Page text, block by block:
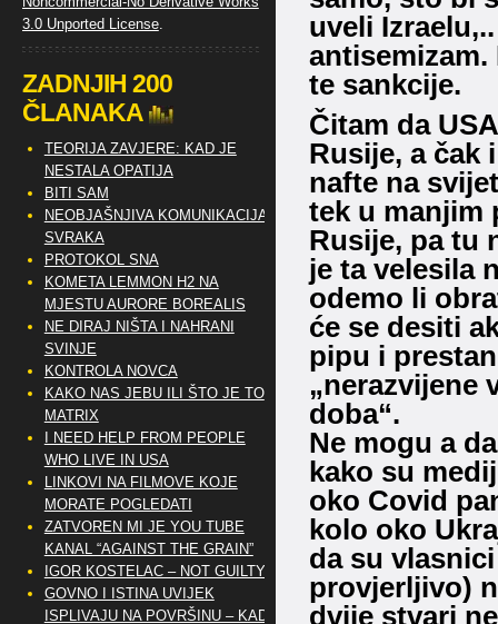
uveli
te sankcije.
Čitam da
Rusije, a čak
nafte na
tek u manjim
Rusije, pa tu
je ta velesila
odemo li
će se desiti
pipu i
„nerazvijene
doba“.
Ne mogu a
kako su
oko Covid
kolo oko
da su
provjerljivo)
dvije stvari
3.0 Unported License.
ZADNJIH 200
ČLANAKA
TEORIJA ZAVJERE: KAD JE
NESTALA OPATIJA
BITI SAM
NEOBJAŠNJIVA KOMUNIKACIJA
SVRAKA
PROTOKOL SNA
KOMETA LEMMON H2 NA
MJESTU AURORE BOREALIS
NE DIRAJ NIŠTA I NAHRANI
SVINJE
KONTROLA NOVCA
KAKO NAS JEBU ILI ŠTO JE TO
MATRIX
I NEED HELP FROM PEOPLE
WHO LIVE IN USA
LINKOVI NA FILMOVE KOJE
MORATE POGLEDATI
ZATVOREN MI JE YOU TUBE
KANAL “AGAINST THE GRAIN”
IGOR KOSTELAC – NOT GUILTY
GOVNO I ISTINA UVIJEK
ISPLIVAJU NA POVRŠINU – KAD